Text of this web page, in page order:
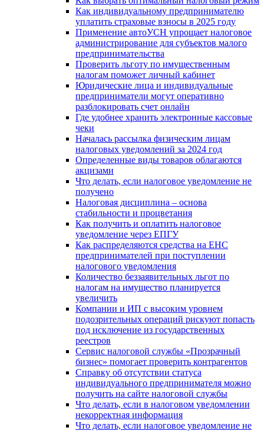
Как индивидуальному предпринимателю
уплатить страховые взносы в 2025 году
Применение автоУСН упрощает налоговое
администрирование для субъектов малого
предпринимательства
Проверить льготу по имущественным
налогам поможет личный кабинет
Юридические лица и индивидуальные
предприниматели могут оперативно
разблокировать счет онлайн
Где удобнее хранить электронные кассовые
чеки
Началась рассылка физическим лицам
налоговых уведомлений за 2024 год
Определенные виды товаров облагаются
акцизами
Что делать, если налоговое уведомление не
получено
Налоговая дисциплина – основа
стабильности и процветания
Как получить и оплатить налоговое
уведомление через ЕПГУ
Как распределяются средства на ЕНС
предпринимателей при поступлении
налогового уведомления
Количество беззаявительных льгот по
налогам на имущество планируется
увеличить
Компании и ИП с высоким уровнем
подозрительных операций рискуют попасть
под исключение из государственных
реестров
Сервис налоговой службы «Прозрачный
бизнес» помогает проверить контрагентов
Справку об отсутствии статуса
индивидуального предпринимателя можно
получить на сайте налоговой службы
Что делать, если в налоговом уведомлении
некорректная информация
Что делать, если налоговое уведомление не